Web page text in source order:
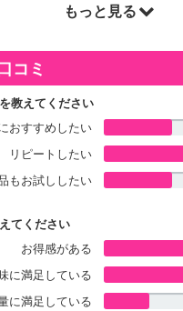
チョコ･板チョコ･オーガニッ
チョコ･板チョコ･オーガニ
チョコ･板チョコ･オーガニッ
か、黒糖とカカオのシンプル
ドチョコ･板チョコ･オーガニ
もっと見る
コミ
教えてください
おすすめしたい
リピートしたい
もお試ししたい
てください
お得感がある
に満足している
に満足している